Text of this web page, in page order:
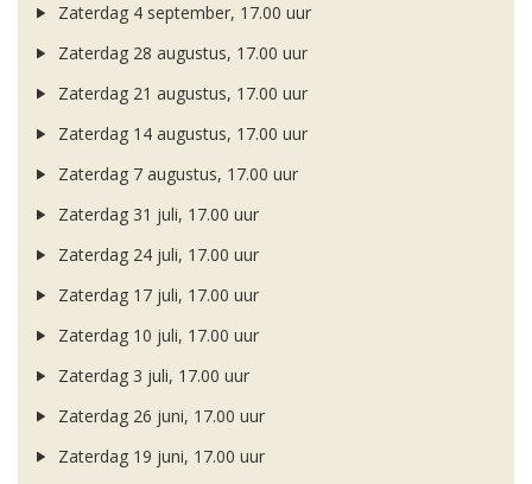
Zaterdag 4 september, 17.00 uur
Zaterdag 28 augustus, 17.00 uur
Zaterdag 21 augustus, 17.00 uur
Zaterdag 14 augustus, 17.00 uur
Zaterdag 7 augustus, 17.00 uur
Zaterdag 31 juli, 17.00 uur
Zaterdag 24 juli, 17.00 uur
Zaterdag 17 juli, 17.00 uur
Zaterdag 10 juli, 17.00 uur
Zaterdag 3 juli, 17.00 uur
Zaterdag 26 juni, 17.00 uur
Zaterdag 19 juni, 17.00 uur